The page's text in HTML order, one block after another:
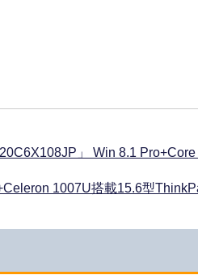
20C6X108JP」 Win 8.1
1007U搭載15.6型